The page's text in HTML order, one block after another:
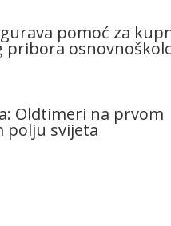
pomoć za
pribora
Oldtimeri na prvom
polju svijeta